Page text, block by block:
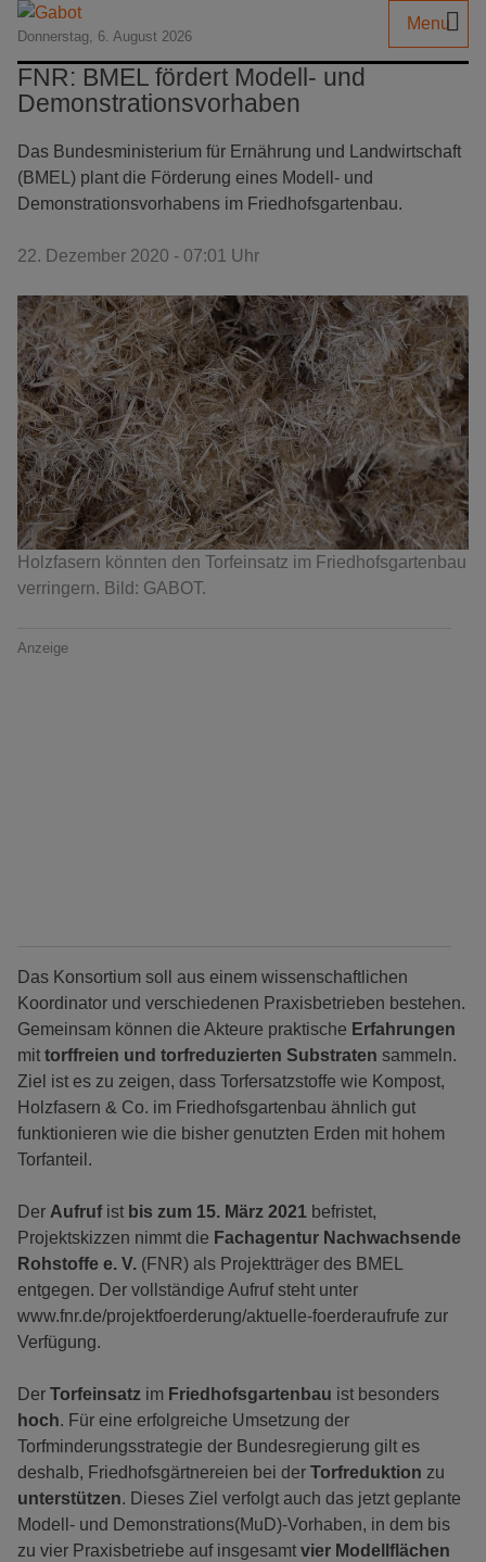
Donnerstag, 6. August 2026
Menu
FNR: BMEL fördert Modell- und
Demonstrationsvorhaben
Das Bundesministerium für Ernährung und Landwirtschaft
(BMEL) plant die Förderung eines Modell- und
Demonstrationsvorhabens im Friedhofsgartenbau.
22. Dezember 2020 - 07:01 Uhr
Holzfasern könnten den Torfeinsatz im Friedhofsgartenbau
verringern. Bild: GABOT.
Anzeige
Das Konsortium soll aus einem wissenschaftlichen
Koordinator und verschiedenen Praxisbetrieben bestehen.
Gemeinsam können die Akteure praktische Erfahrungen
mit torffreien und torfreduzierten Substraten sammeln.
Ziel ist es zu zeigen, dass Torfersatzstoffe wie Kompost,
Holzfasern & Co. im Friedhofsgartenbau ähnlich gut
funktionieren wie die bisher genutzten Erden mit hohem
Torfanteil.
Der Aufruf ist bis zum 15. März 2021 befristet,
Projektskizzen nimmt die Fachagentur Nachwachsende
Rohstoffe e. V. (FNR) als Projektträger des BMEL
entgegen. Der vollständige Aufruf steht unter
www.fnr.de/projektfoerderung/aktuelle-foerderaufrufe zur
Verfügung.
Der Torfeinsatz im Friedhofsgartenbau ist besonders
hoch. Für eine erfolgreiche Umsetzung der
Torfminderungsstrategie der Bundesregierung gilt es
deshalb, Friedhofsgärtnereien bei der Torfreduktion zu
unterstützen. Dieses Ziel verfolgt auch das jetzt geplante
Modell- und Demonstrations(MuD)-Vorhaben, in dem bis
zu vier Praxisbetriebe auf insgesamt vier Modellflächen